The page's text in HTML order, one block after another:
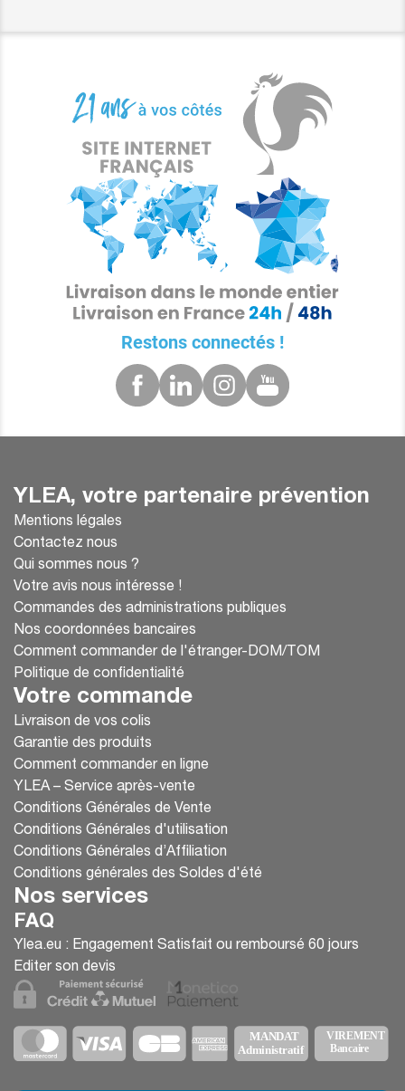
Restons connectés !
YLEA, votre partenaire prévention
Mentions légales
Contactez nous
Qui sommes nous ?
Votre avis nous intéresse !
Commandes des administrations publiques
Nos coordonnées bancaires
Comment commander de l'étranger-DOM/TOM
Politique de confidentialité
Votre commande
Livraison de vos colis
Garantie des produits
Comment commander en ligne
YLEA – Service après-vente
Conditions Générales de Vente
Conditions Générales d'utilisation
Conditions Générales d’Affiliation
Conditions générales des Soldes d'été
Nos services
FAQ
Ylea.eu : Engagement Satisfait ou remboursé 60 jours
Editer son devis